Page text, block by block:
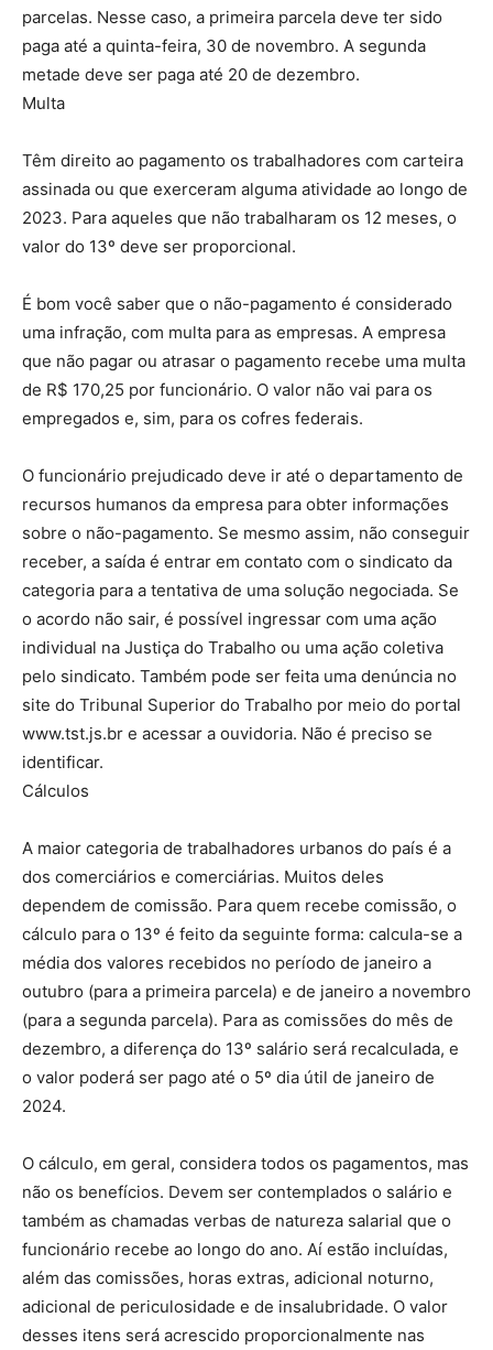
parcelas. Nesse caso, a primeira parcela deve ter sido
paga até a quinta-feira, 30 de novembro. A segunda
metade deve ser paga até 20 de dezembro.
Multa
Têm direito ao pagamento os trabalhadores com carteira
assinada ou que exerceram alguma atividade ao longo de
2023. Para aqueles que não trabalharam os 12 meses, o
valor do 13º deve ser proporcional.
É bom você saber que o não-pagamento é considerado
uma infração, com multa para as empresas. A empresa
que não pagar ou atrasar o pagamento recebe uma multa
de R$ 170,25 por funcionário. O valor não vai para os
empregados e, sim, para os cofres federais.
O funcionário prejudicado deve ir até o departamento de
recursos humanos da empresa para obter informações
sobre o não-pagamento. Se mesmo assim, não conseguir
receber, a saída é entrar em contato com o sindicato da
categoria para a tentativa de uma solução negociada. Se
o acordo não sair, é possível ingressar com uma ação
individual na Justiça do Trabalho ou uma ação coletiva
pelo sindicato. Também pode ser feita uma denúncia no
site do Tribunal Superior do Trabalho por meio do portal
www.tst.js.br e acessar a ouvidoria. Não é preciso se
identificar.
Cálculos
A maior categoria de trabalhadores urbanos do país é a
dos comerciários e comerciárias. Muitos deles
dependem de comissão. Para quem recebe comissão, o
cálculo para o 13º é feito da seguinte forma: calcula-se a
média dos valores recebidos no período de janeiro a
outubro (para a primeira parcela) e de janeiro a novembro
(para a segunda parcela). Para as comissões do mês de
dezembro, a diferença do 13º salário será recalculada, e
o valor poderá ser pago até o 5º dia útil de janeiro de
2024.
O cálculo, em geral, considera todos os pagamentos, mas
não os benefícios. Devem ser contemplados o salário e
também as chamadas verbas de natureza salarial que o
funcionário recebe ao longo do ano. Aí estão incluídas,
além das comissões, horas extras, adicional noturno,
adicional de periculosidade e de insalubridade. O valor
desses itens será acrescido proporcionalmente nas